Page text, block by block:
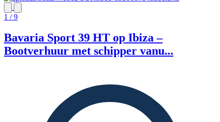
1 / 9
Bavaria Sport 39 HT op Ibiza –
Bootverhuur met schipper vanu...